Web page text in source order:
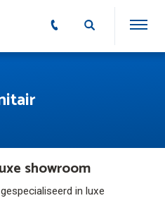
showroom
in luxe